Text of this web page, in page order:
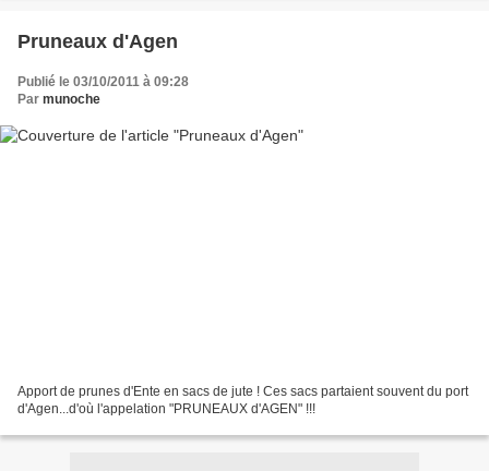
Pruneaux d'Agen
Publié le 03/10/2011 à 09:28
Par munoche
Apport de prunes d'Ente en sacs de jute ! Ces sacs partaient souvent du port
d'Agen...d'où l'appelation "PRUNEAUX d'AGEN" !!!